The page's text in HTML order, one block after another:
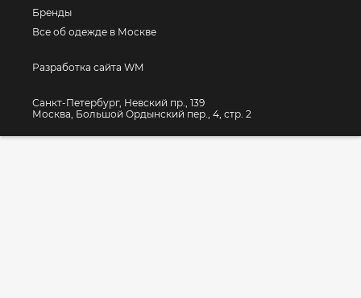
Бренды
Все об одежде в Москве
Разработка сайта WM
Санкт-Петербург, Невский пр., 139
Москва, Большой Ордынский пер., 4, стр. 2